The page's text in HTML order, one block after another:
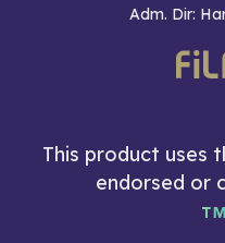
Adm. Dir:
This product uses
endorsed or